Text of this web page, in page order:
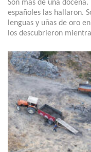
Son más de una
españoles las hallaron.
lenguas y uñas de oro
los descubrieron